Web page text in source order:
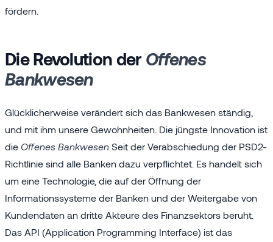
fördern.
Die Revolution der Offenes
Bankwesen
Glücklicherweise verändert sich das Bankwesen ständig,
und mit ihm unsere Gewohnheiten. Die jüngste Innovation ist
die Offenes Bankwesen Seit der Verabschiedung der PSD2-
Richtlinie sind alle Banken dazu verpflichtet. Es handelt sich
um eine Technologie, die auf der Öffnung der
Informationssysteme der Banken und der Weitergabe von
Kundendaten an dritte Akteure des Finanzsektors beruht.
Das API (Application Programming Interface) ist das